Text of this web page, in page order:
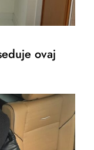
ovaj